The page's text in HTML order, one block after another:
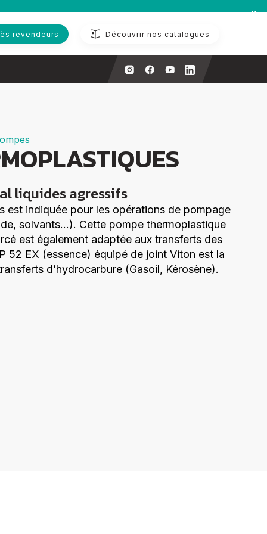
revendeurs Découvrir nos catalogues
liquides agressifs
est indiquée pour les opérations de pompage
solvants…). Cette pompe thermoplastique
est également adaptée aux transferts des
52 EX (essence) équipé de joint Viton est la
d’hydrocarbure (Gasoil, Kérosène).